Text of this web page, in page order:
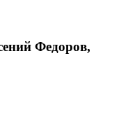
Федоров,